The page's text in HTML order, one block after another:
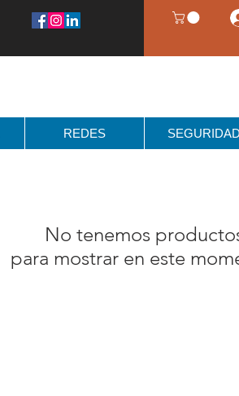
REDES SEGURIDAD
No tenemos
para mostrar en este